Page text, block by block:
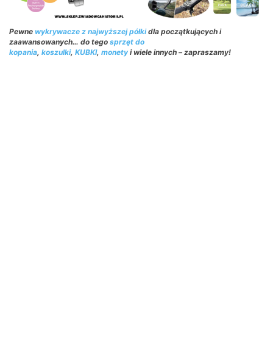
Pewne wykrywacze z najwyższej półkidla początkujących i
zaawansowanych… do tego sprzęt do
kopania, koszulki, KUBKI, monety i wiele innych – zapraszamy!